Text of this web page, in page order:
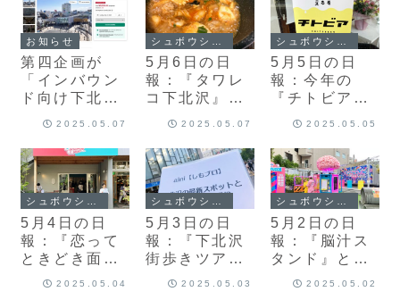
ZAWA－』と
『韓国文化市
場』
と和の出汁カ
レー』
お知らせ
第四企画が
「インバウン
ド向け下北沢
開始
2025.05.07
5月6日の日
報：『タワレ
コ下北沢』と
2025.05.07
5月5日の日
報：今年の
『チトビア』
2025.05.05
5月4日の日
報：『恋って
ときどき面倒
だよねギャラ
2025.05.04
5月3日の日
報：『下北沢
街歩きツア
ー』と『発酵
2025.05.03
5月2日の日
報：『脳汁ス
タンド』と
『インバウン
2025.05.02